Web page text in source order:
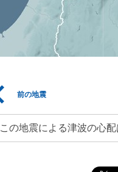
前の地震
この地震による津波の心配